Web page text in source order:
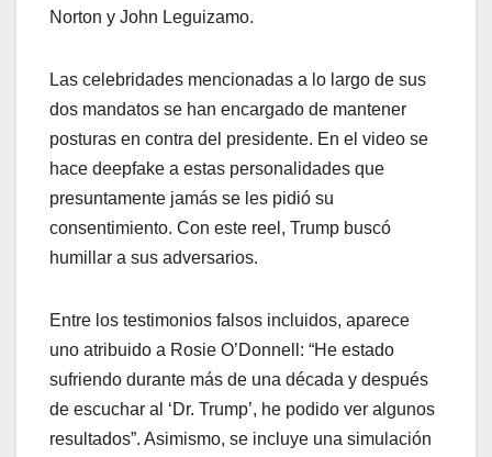
Norton y John Leguizamo.
Las celebridades mencionadas a lo largo de sus
dos mandatos se han encargado de mantener
posturas en contra del presidente. En el video se
hace deepfake a estas personalidades que
presuntamente jamás se les pidió su
consentimiento. Con este reel, Trump buscó
humillar a sus adversarios.
Entre los testimonios falsos incluidos, aparece
uno atribuido a Rosie O’Donnell: “He estado
sufriendo durante más de una década y después
de escuchar al ‘Dr. Trump’, he podido ver algunos
resultados”. Asimismo, se incluye una simulación